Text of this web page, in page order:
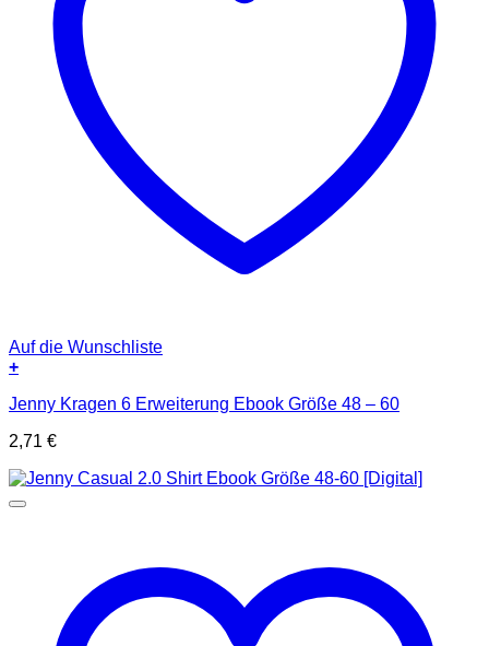
Auf die Wunschliste
+
Jenny Kragen 6 Erweiterung Ebook Größe 48 – 60
2,71 €